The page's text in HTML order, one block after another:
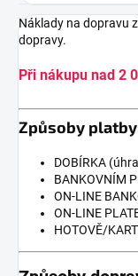
Náklady na dopravu
dopravy.
Při nákupu nad 2
Způsoby
DOBÍRKA
BANKOVNÍM
ON-LINE
ON-LINE
HOTOVĚ/